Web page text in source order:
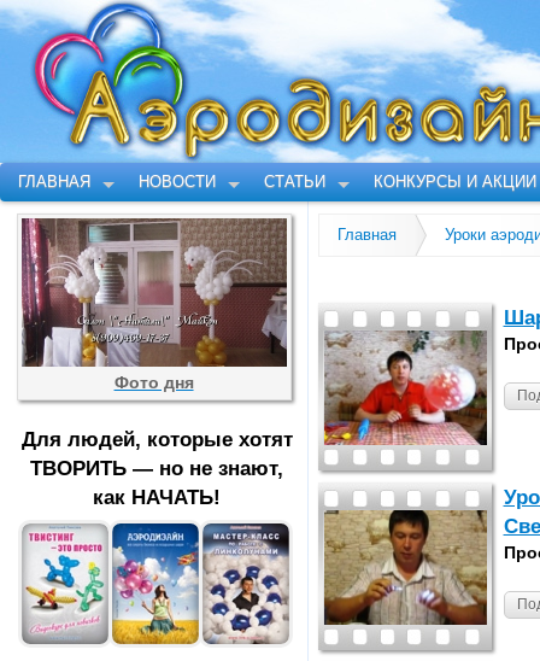
ГЛАВНАЯ НОВОСТИ СТАТЬИ КОНКУРСЫ И АКЦИИ
Фото дня
Для людей, которые хотят
ТВОРИТЬ — но не знают,
как НАЧАТЬ!
Главная Уроки